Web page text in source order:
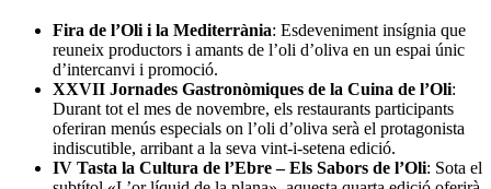
Fira de l’Oli i la Mediterrània: Esdeveniment insígnia que
reuneix productors i amants de l’oli d’oliva en un espai únic
d’intercanvi i promoció.
XXVII Jornades Gastronòmiques de la Cuina de l’Oli:
Durant tot el mes de novembre, els restaurants participants
oferiran menús especials on l’oli d’oliva serà el protagonista
indiscutible, arribant a la seva vint-i-setena edició.
IV Tasta la Cultura de l’Ebre – Els Sabors de l’Oli: Sota el